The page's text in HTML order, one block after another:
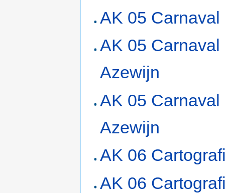
AK 05 Carnaval
AK 05 Carnaval
Azewijn
AK 05 Carnaval
Azewijn
AK 06
AK 06